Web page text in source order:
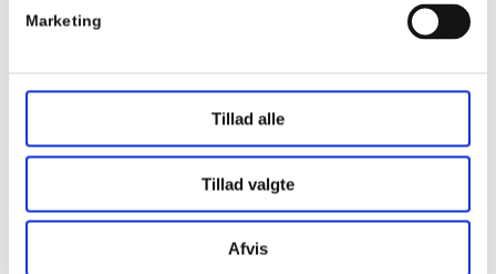
Marketing
Tillad alle
Tillad valgte
Afvis
– Afbud senere end 24 timer: 50%